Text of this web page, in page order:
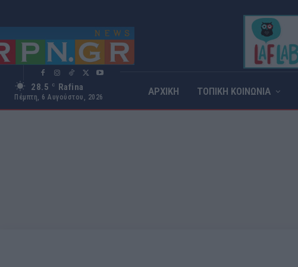
28.5 C Rafina
Πέμπτη, 6 Αυγούστου, 2026 ΑΡΧΙΚΗ ΤΟΠΙΚΗ ΚΟΙΝΩΝΙΑ